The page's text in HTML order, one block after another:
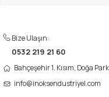
de hizmet vermeyi
ürettikleri buz makineleri
müşteri ağını
Scotsman buz makinesi
Bize Ulaşın:
0532 219 21 60
Bahçeşehir 1. Kısım, Doğa
info@inoksendustriyel.com